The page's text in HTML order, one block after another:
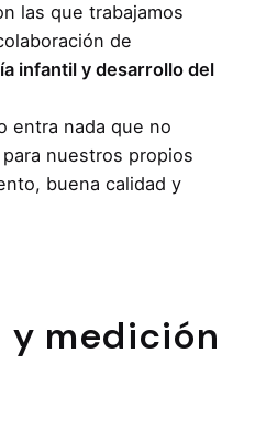
las que trabajamos
de
infantil y desarrollo del
entra nada que no
nuestros propios
buena calidad y
y medición